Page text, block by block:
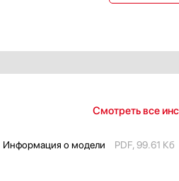
Смотреть все
Информация о модели PDF, 99.61 Кб